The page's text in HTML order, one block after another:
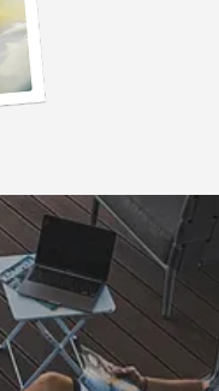
„- Retouren
umgehend
04.08.2026